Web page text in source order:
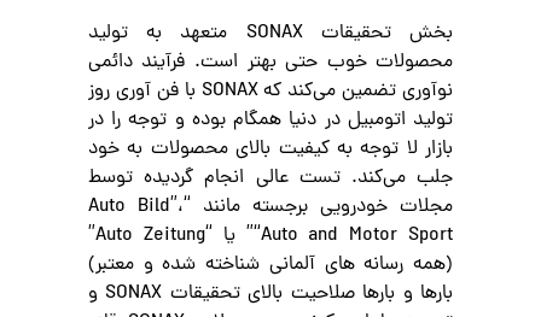
بخش تحقیقات SONAX متعهد به تولید
محصولات خوب حتی بهتر است. فرآیند دائمی
نوآوری تضمین می‌کند که SONAX با فن آوری روز
تولید اتومبیل در دنیا همگام بوده و توجه را در
بازار لا توجه به کیفیت بالای محصولات به خود
جلب می‌کند. تست عالی انجام گردیده توسط
مجلات خودرویی برجسته مانند “Auto Bild”،
“Auto and Motor Sport” یا “Auto Zeitung”
(همه رسانه های آلمانی شناخته شده و معتبر)
بارها و بارها صلاحیت بالای تحقیقات SONAX و